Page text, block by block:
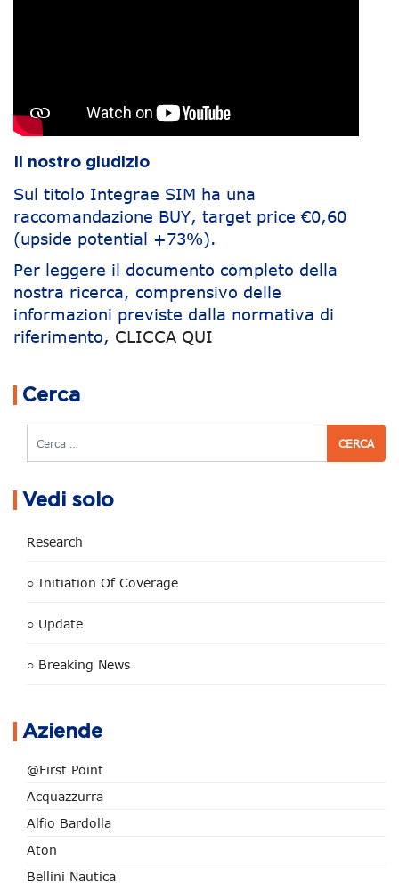
Il nostro giudizio
Sul titolo Integrae SIM ha una
raccomandazione BUY, target price €0,60
(upside potential +73%).
Per leggere il documento completo della
nostra ricerca, comprensivo delle
informazioni previste dalla normativa di
riferimento, CLICCA QUI
Cerca
Cerca
Vedi solo
Research
○ Initiation Of Coverage
○ Update
○ Breaking News
Aziende
@First Point
Acquazzurra
Alfio Bardolla
Aton
Bellini Nautica